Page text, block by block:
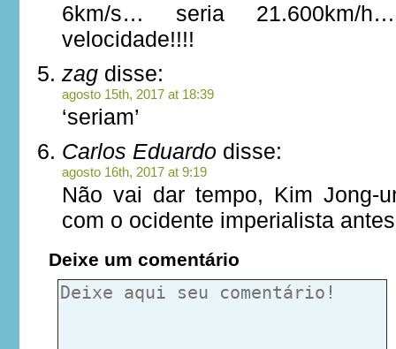
6km/s… seria 21.600km/
velocidade!!!!
zag disse:
agosto 15th, 2017 at 18:39
‘seriam’
Carlos Eduardo disse:
agosto 16th, 2017 at 9:19
Não vai dar tempo, Kim Jong-
com o ocidente imperialista antes
Deixe um comentário